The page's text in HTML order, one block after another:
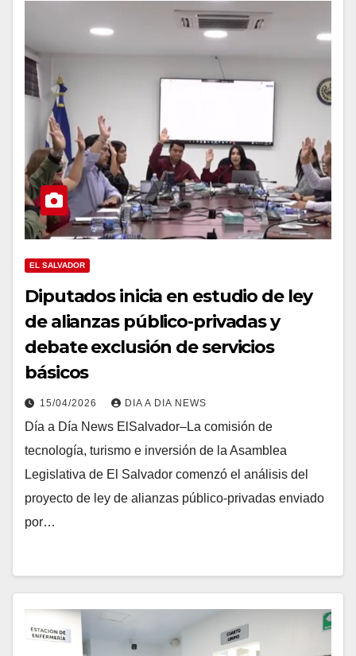
EL SALVADOR
Diputados inicia en estudio de ley
de alianzas público-privadas y
debate exclusión de servicios
básicos
15/04/2026 DIA A DIA NEWS
Día a Día News ElSalvador–La comisión de
tecnología, turismo e inversión de la Asamblea
Legislativa de El Salvador comenzó el análisis del
proyecto de ley de alianzas público-privadas enviado
por…